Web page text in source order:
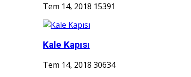
Tem 14, 2018 15391
Kale Kapısı
Tem 14, 2018 30634